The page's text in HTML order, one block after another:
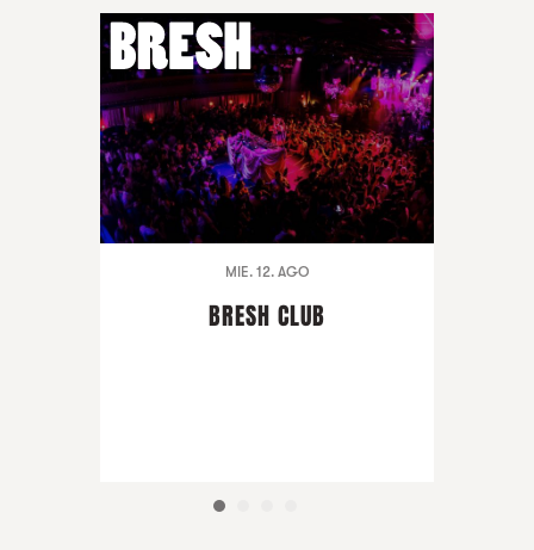
MIE. 12. AGO
BRESH CLUB